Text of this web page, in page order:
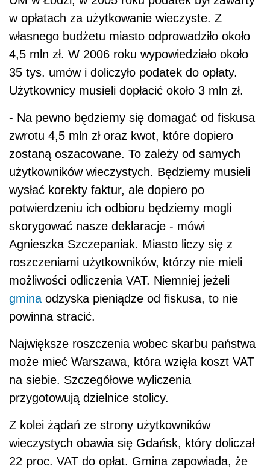
w opłatach za użytkowanie wieczyste. Z
własnego budżetu miasto odprowadziło około
4,5 mln zł. W 2006 roku wypowiedziało około
35 tys. umów i doliczyło podatek do opłaty.
Użytkownicy musieli dopłacić około 3 mln zł.
- Na pewno będziemy się domagać od fiskusa
zwrotu 4,5 mln zł oraz kwot, które dopiero
zostaną oszacowane. To zależy od samych
użytkowników wieczystych. Będziemy musieli
wysłać korekty faktur, ale dopiero po
potwierdzeniu ich odbioru będziemy mogli
skorygować nasze deklaracje - mówi
Agnieszka Szczepaniak. Miasto liczy się z
roszczeniami użytkowników, którzy nie mieli
możliwości odliczenia VAT. Niemniej jeżeli
gmina odzyska pieniądze od fiskusa, to nie
powinna stracić.
Największe roszczenia wobec skarbu państwa
może mieć Warszawa, która wzięła koszt VAT
na siebie. Szczegółowe wyliczenia
przygotowują dzielnice stolicy.
Z kolei żądań ze strony użytkowników
wieczystych obawia się Gdańsk, który doliczał
22 proc. VAT do opłat. Gmina zapowiada, że